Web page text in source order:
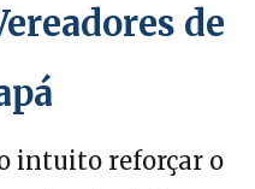
de
intuito reforçar o